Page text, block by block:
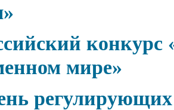
конкурс
мире»